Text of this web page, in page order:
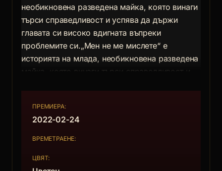
необикновена разведена майка, която винаги
търси справедливост и успява да държи
главата си високо вдигната въпреки
проблемите си.„Мен не ме мислете“ е
историята на млада, необикновена разведена
майка, която винаги търси справедливост и
ПРЕМИЕРА:
2022-02-24
ВРЕМЕТРАЕНЕ:
ЦВЯТ: